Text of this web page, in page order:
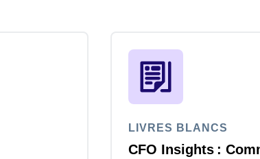
LIVRES BLANCS
CFO Insights :